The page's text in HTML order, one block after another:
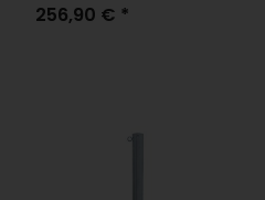
256,90 € *